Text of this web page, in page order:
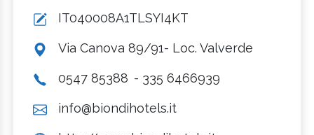
IT040008A1TLSYI4KT
Via Canova 89/91- Loc. Valverde
0547 85388 - 335 6466939
info@biondihotels.it